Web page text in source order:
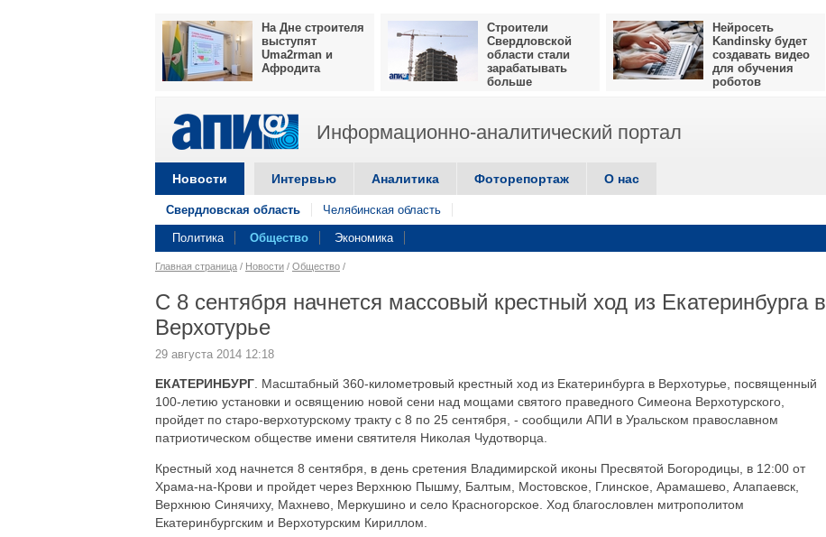
На Дне строителя
выступят
Uma2rman и
Афродита
Строители
Свердловской
области стали
зарабатывать
больше
Нейросеть
Kandinsky будет
создавать видео
для обучения
роботов
Информационно-аналитический портал
Новости Интервью Аналитика Фоторепортаж О нас
Свердловская область Челябинская область
Политика Общество Экономика
Главная страница / Новости / Общество /
С 8 сентября начнется массовый крестный ход из Екатеринбурга в
Верхотурье
29 августа 2014 12:18
ЕКАТЕРИНБУРГ . Масштабный 360-километровый крестный ход из Екатеринбурга в Верхотурье, посвященный
100-летию установки и освящению новой сени над мощами святого праведного Симеона Верхотурского,
пройдет по старо-верхотурскому тракту с 8 по 25 сентября, - сообщили АПИ в Уральском православном
патриотическом обществе имени святителя Николая Чудотворца.
Крестный ход начнется 8 сентября, в день сретения Владимирской иконы Пресвятой Богородицы, в 12:00 от
Храма-на-Крови и пройдет через Верхнюю Пышму, Балтым, Мостовское, Глинское, Арамашево, Алапаевск,
Верхнюю Синячиху, Махнево, Меркушино и село Красногорское. Ход благословлен митрополитом
Екатеринбургским и Верхотурским Кириллом.